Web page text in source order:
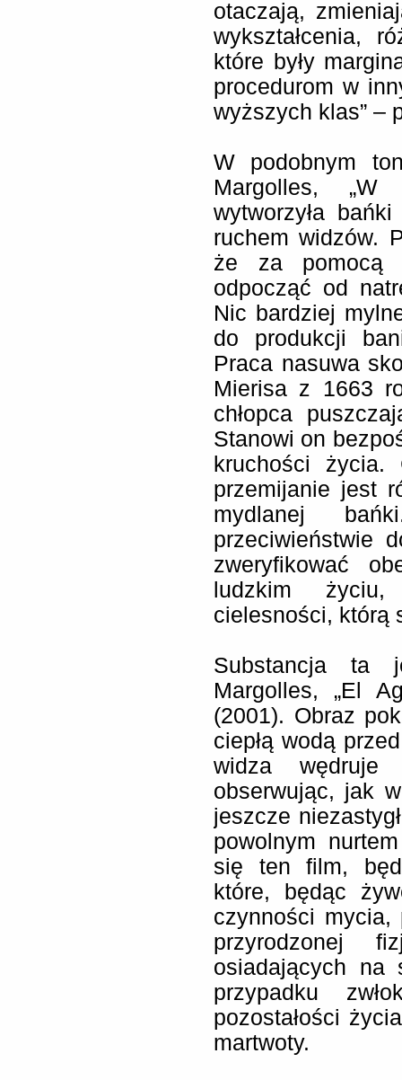
otaczają,
wykształcenia,
które były
procedurom w
wyższych klas” –
W podobnym
Margolles, „W
wytworzyła
ruchem widzów.
że za pomocą
odpocząć od
Nic bardziej
do produkcji
Praca nasuwa
Mierisa z 1663
chłopca
Stanowi on
kruchości
przemijanie jest
mydlanej
przeciwieństwie
zweryfikować
ludzkim
cielesności, którą
Substancja ta
Margolles, „El
(2001). Obraz
ciepłą wodą
widza wędruje
obserwując, jak
jeszcze
powolnym
się ten film,
które, będąc
czynności mycia,
przyrodzonej
osiadających na
przypadku
pozostałości
martwoty.